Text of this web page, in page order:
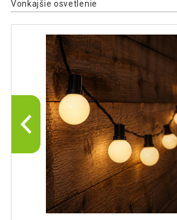
Vonkajšie osvetlenie